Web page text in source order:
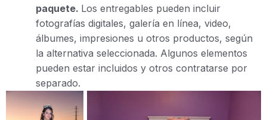
paquete. Los entregables pueden incluir
fotografías digitales, galería en línea, video,
álbumes, impresiones u otros productos, según
la alternativa seleccionada. Algunos elementos
pueden estar incluidos y otros contratarse por
separado.